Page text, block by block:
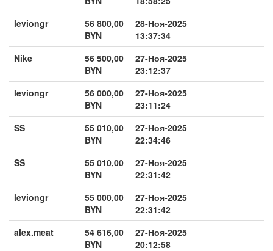
leviongr
56 800,00
BYN
28-Ноя-2025
13:37:34
Nike
56 500,00
BYN
27-Ноя-2025
23:12:37
leviongr
56 000,00
BYN
27-Ноя-2025
23:11:24
SS
55 010,00
BYN
27-Ноя-2025
22:34:46
SS
55 010,00
BYN
27-Ноя-2025
22:31:42
leviongr
55 000,00
BYN
27-Ноя-2025
22:31:42
alex.meat
54 616,00
BYN
27-Ноя-2025
20:12:58